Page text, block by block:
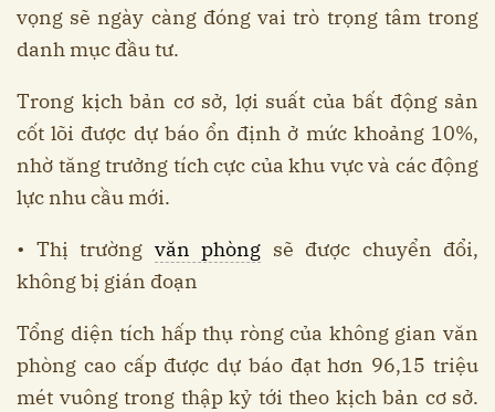
vọng sẽ ngày càng đóng vai trò trọng tâm trong
danh mục đầu tư.
Trong kịch bản cơ sở, lợi suất của bất động sản
cốt lõi được dự báo ổn định ở mức khoảng 10%,
nhờ tăng trưởng tích cực của khu vực và các động
lực nhu cầu mới.
• Thị trường văn phòng sẽ được chuyển đổi,
không bị gián đoạn
Tổng diện tích hấp thụ ròng của không gian văn
phòng cao cấp được dự báo đạt hơn 96,15 triệu
mét vuông trong thập kỷ tới theo kịch bản cơ sở.